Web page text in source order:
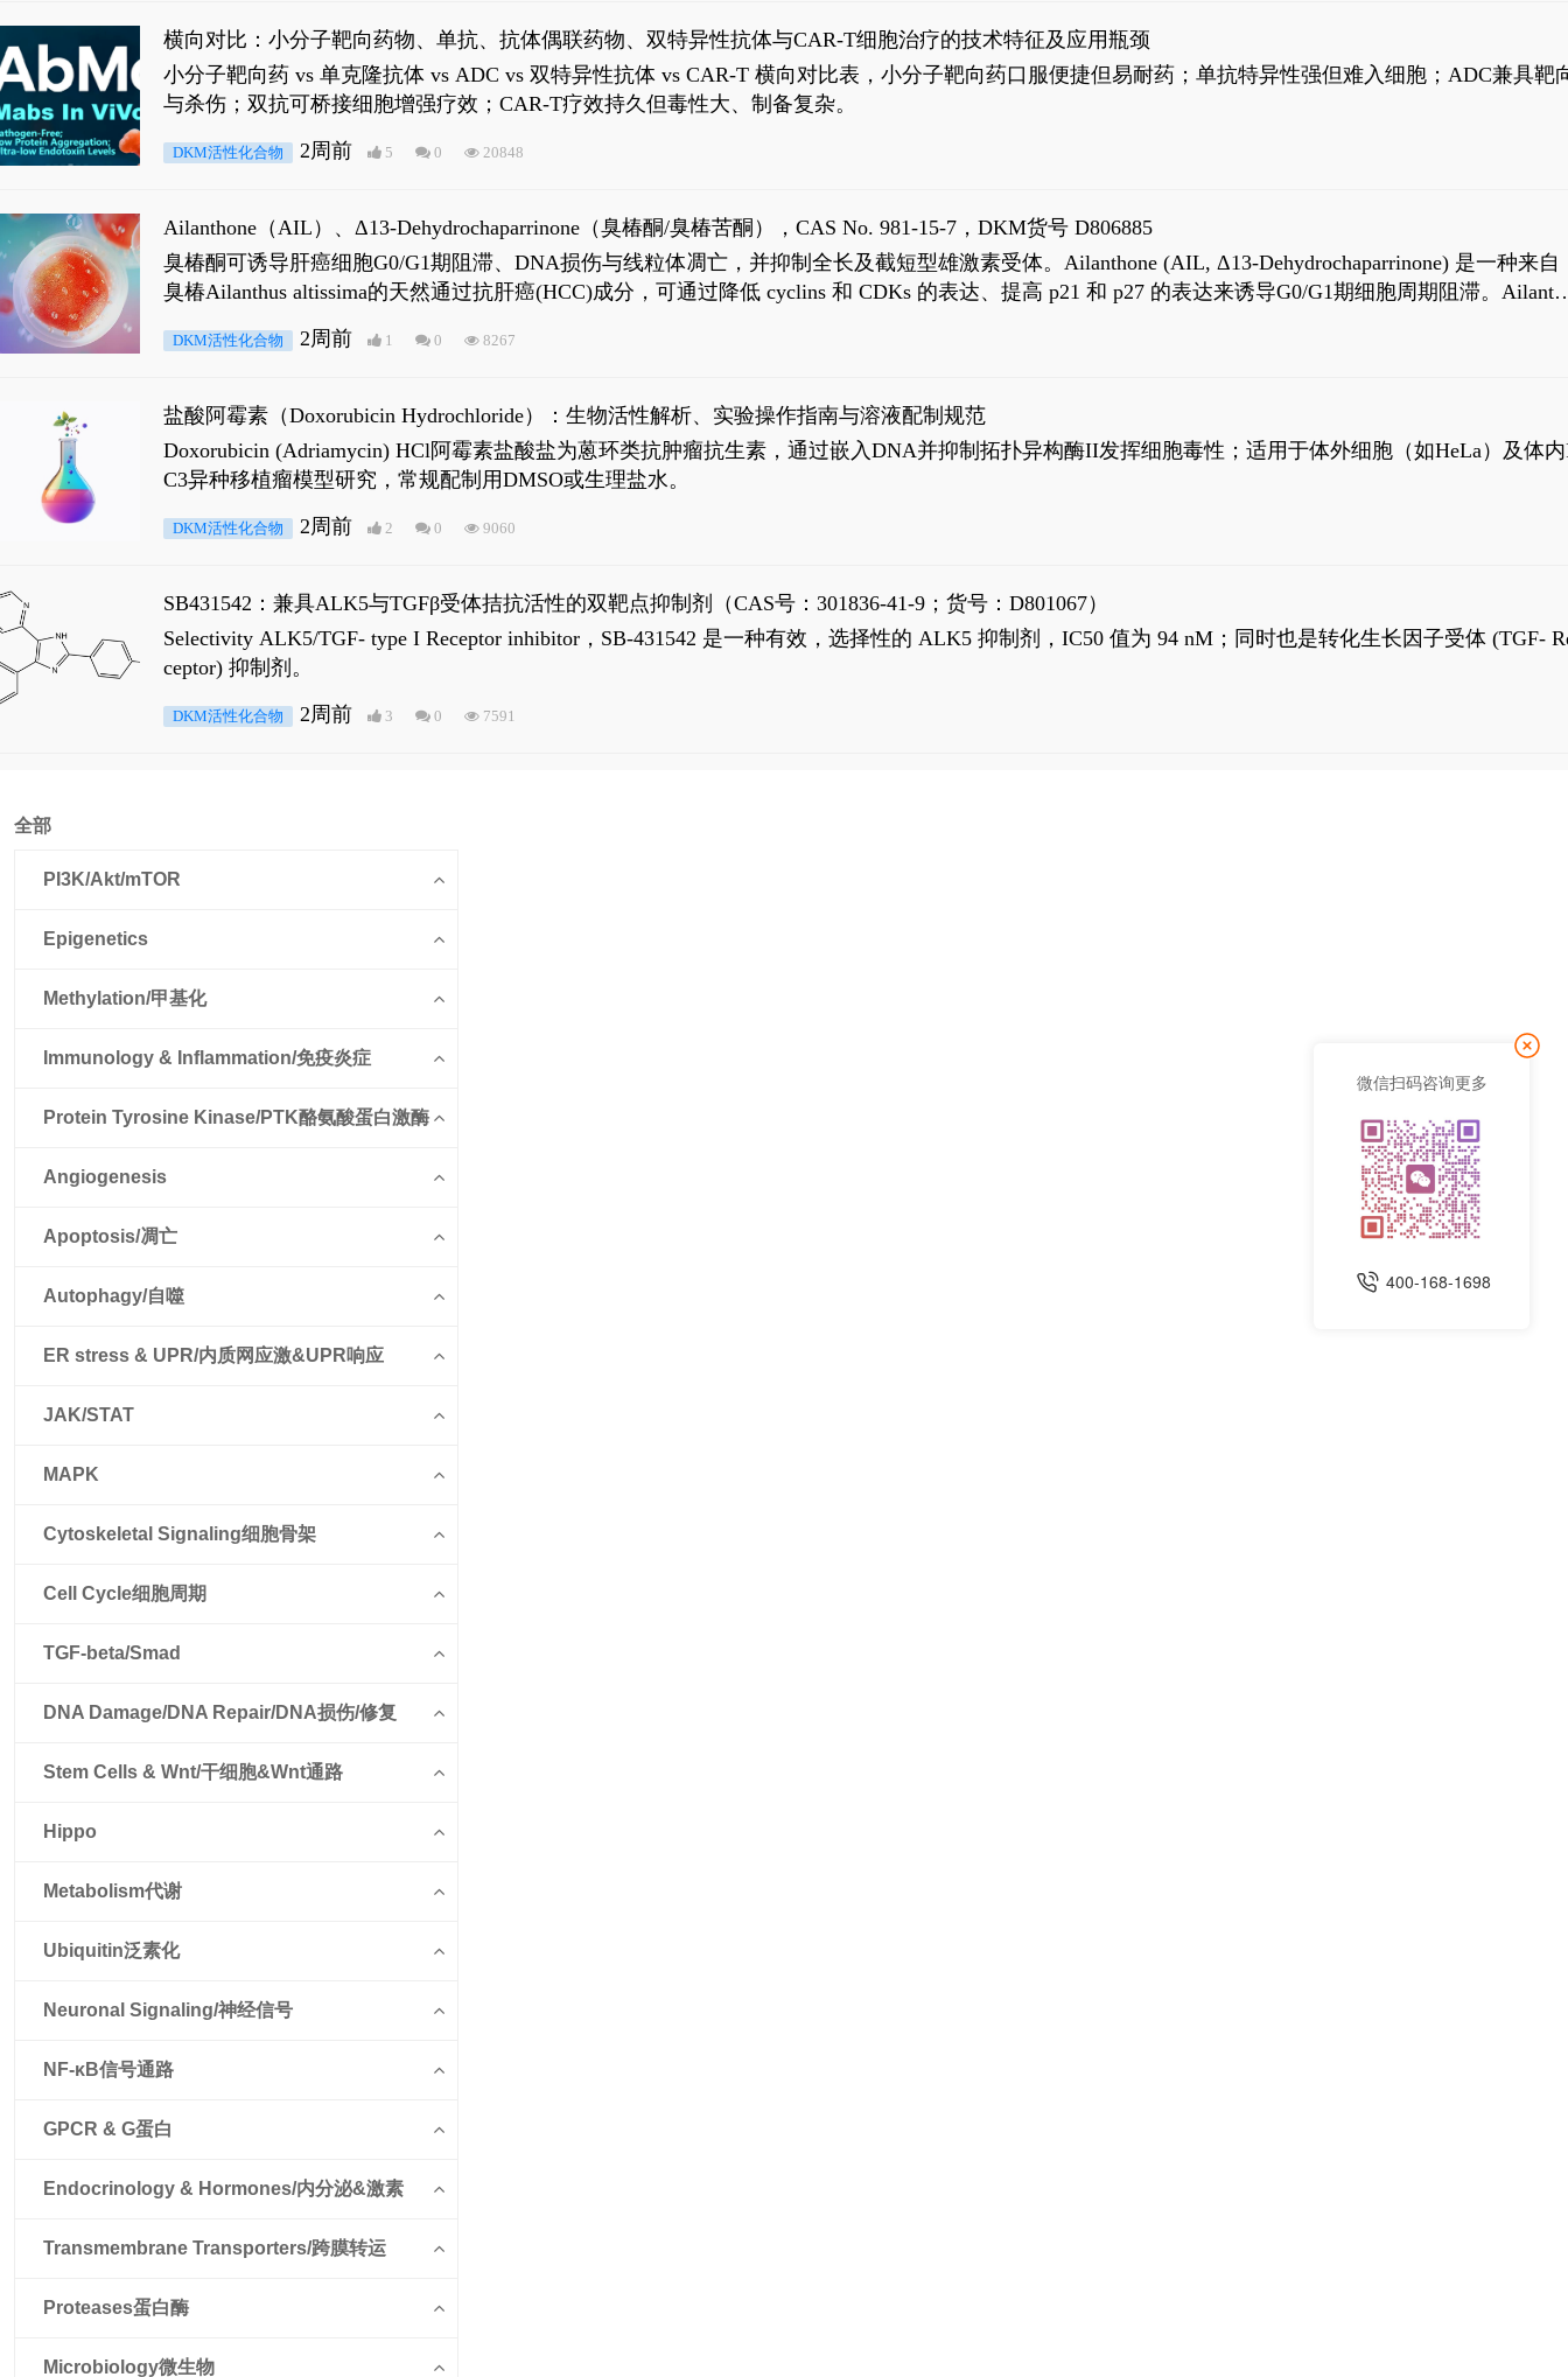
横向对比：小分子靶向药物、单抗、抗体偶联药物、双特异性抗体与CAR-T细胞治疗的技术特征及应用瓶颈
小分子靶向药 vs 单克隆抗体 vs ADC vs 双特异性抗体 vs CAR-T 横向对比表，小分子靶向药口服便捷但易耐药；单抗特异性强但难入细胞；ADC兼具靶
与杀伤；双抗可桥接细胞增强疗效；CAR-T疗效持久但毒性大、制备复杂。
DKM活性化合物 2周前 5 0 20848
Ailanthone（AIL）、Δ13-Dehydrochaparrinone（臭椿酮/臭椿苦酮），CAS No. 981-15-7，DKM货号 D806885
臭椿酮可诱导肝癌细胞G0/G1期阻滞、DNA损伤与线粒体凋亡，并抑制全长及截短型雄激素受体。Ailanthone (AIL, Δ13-Dehydrochaparrinone) 是一种来自
臭椿Ailanthus altissima的天然通过抗肝癌(HCC)成分，可通过降低 cyclins 和 CDKs 的表达、提高 p21 和 p27 的表达来诱导G0/G1期细胞周期阻滞。
是全长 Androgen Receptor (AR-FL)和组成型活性截断AR剪接变体(AR-Vs, AR1-651)的抑制剂，对应的IC50值分别为69 nM和309 nM。
DKM活性化合物 2周前 1 0 8267
盐酸阿霉素（Doxorubicin Hydrochloride）：生物活性解析、实验操作指南与溶液配制规范
Doxorubicin (Adriamycin) HCl阿霉素盐酸盐为蒽环类抗肿瘤抗生素，通过嵌入DNA并抑制拓扑异构酶II发挥细胞毒性；适用于体外细胞（如HeLa）及体内
C3异种移植瘤模型研究，常规配制用DMSO或生理盐水。
DKM活性化合物 2周前 2 0 9060
SB431542：兼具ALK5与TGFβ受体拮抗活性的双靶点抑制剂（CAS号：301836-41-9；货号：D801067）
Selectivity ALK5/TGF- type I Receptor inhibitor，SB-431542 是一种有效，选择性的 ALK5 抑制剂，IC50 值为 94 nM；同时也是转化生长因子受体 (TGF-
ceptor) 抑制剂。
DKM活性化合物 2周前 3 0 7591
全部
PI3K/Akt/mTOR
Epigenetics
Methylation/甲基化
Immunology & Inflammation/免疫炎症
Protein Tyrosine Kinase/PTK酪氨酸蛋白激酶
Angiogenesis
Apoptosis/凋亡
Autophagy/自噬
ER stress & UPR/内质网应激&UPR响应
JAK/STAT
MAPK
Cytoskeletal Signaling细胞骨架
Cell Cycle细胞周期
TGF-beta/Smad
DNA Damage/DNA Repair/DNA损伤/修复
Stem Cells & Wnt/干细胞&Wnt通路
Hippo
Metabolism代谢
Ubiquitin泛素化
Neuronal Signaling/神经信号
NF-κB信号通路
GPCR & G蛋白
Endocrinology & Hormones/内分泌&激素
Transmembrane Transporters/跨膜转运
Proteases蛋白酶
Microbiology微生物
微信扫码咨询更多
400-168-1698